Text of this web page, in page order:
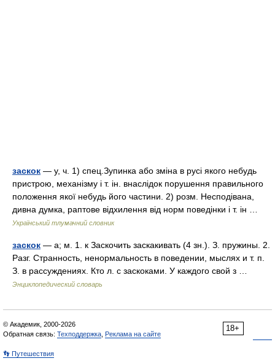
заскок — у, ч. 1) спец.Зупинка або зміна в русі якого небудь
пристрою, механізму і т. ін. внаслідок порушення правильного
положення якої небудь його частини. 2) розм. Несподівана,
дивна думка, раптове відхилення від норм поведінки і т. ін …
Український тлумачний словник
заскок — а; м. 1. к Заскочить заскакивать (4 зн.). З. пружины. 2.
Разг. Странность, ненормальность в поведении, мыслях и т. п.
З. в рассуждениях. Кто л. с заскоками. У каждого свой з …
Энциклопедический словарь
18+
© Академик, 2000-2026
Обратная связь: Техподдержка Реклама на сайте
👣 Путешествия